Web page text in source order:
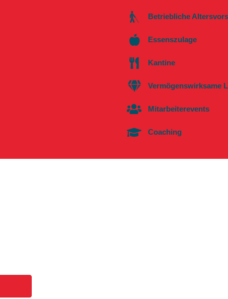
Betriebliche
Essenszulage
Kantine
Vermögenswirksame
Mitarbeiterevents
Coaching